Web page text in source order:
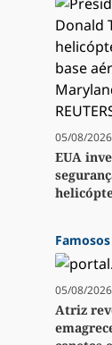
05/08/
EUA
Famosos
05/08/
Atriz